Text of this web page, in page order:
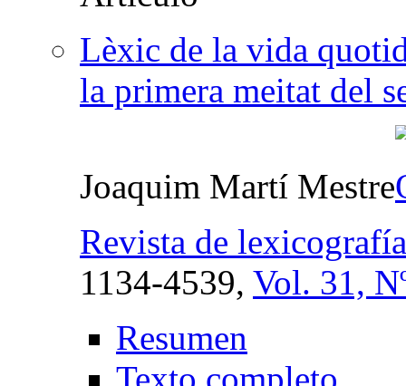
Lèxic de la vida
la primera meitat del
Joaquim Martí Mestre
Revista de lexicografía
1134-4539, Vol. 31,
Resumen
Texto completo